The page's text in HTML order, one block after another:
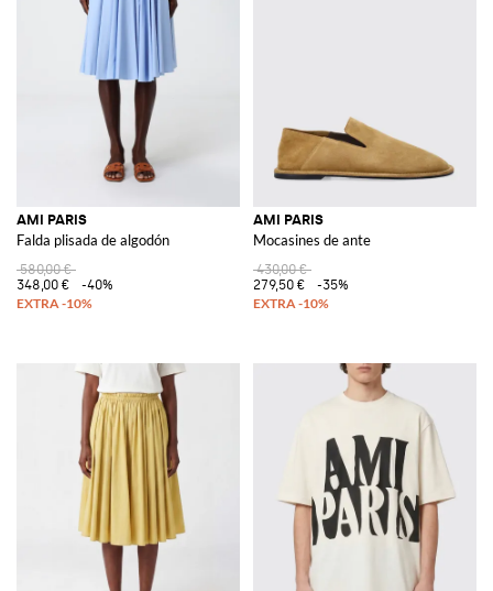
AMI PARIS
Falda plisada de algodón
580,00 €
348,00 €
-40%
AMI PARIS
Mocasines de ante
430,00 €
279,50 €
-35%